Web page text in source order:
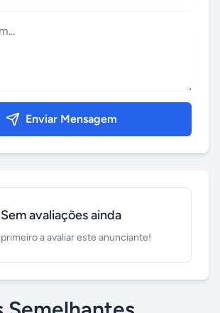
Enviar Mensagem
Sem avaliações ainda
a avaliar este anunciante!